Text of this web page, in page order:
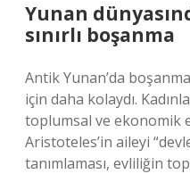
Yunan
sınırlı boşanma
Antik Yunan’da
için daha kolaydı.
toplumsal ve ekonomik
Aristoteles’in aileyi
tanımlaması, evliliğin